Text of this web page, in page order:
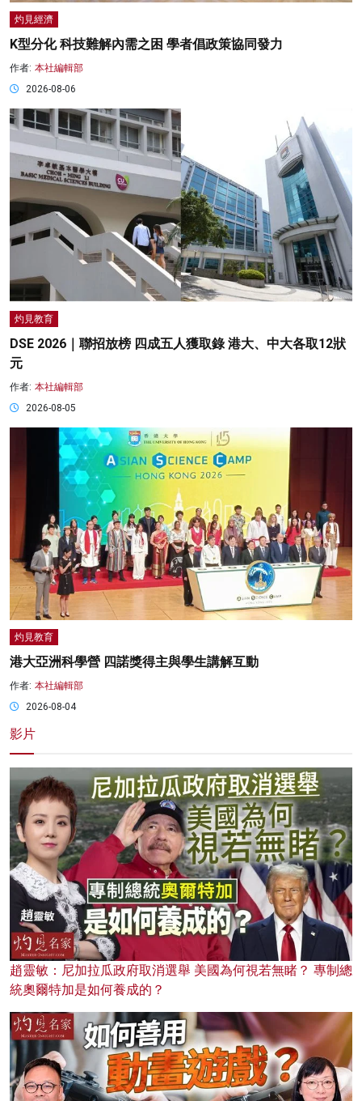
灼見經濟
K型分化 科技難解內需之困 學者倡政策協同發力
作者: 本社編輯部
2026-08-06
灼見教育
DSE 2026｜聯招放榜 四成五人獲取錄 港大、中大各取12狀
元
作者: 本社編輯部
2026-08-05
灼見教育
港大亞洲科學營 四諾獎得主與學生講解互動
作者: 本社編輯部
2026-08-04
影片
趙靈敏：尼加拉瓜政府取消選舉 美國為何視若無睹？ 專制總
統奧爾特加是如何養成的？